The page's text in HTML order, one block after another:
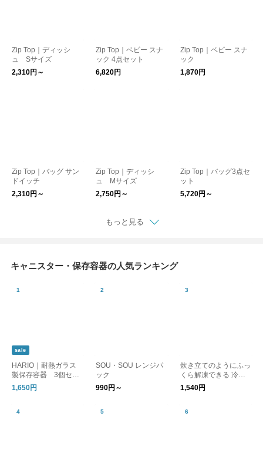
Zip Top｜ディッシ
ュ Sサイズ
2,310円～
Zip Top｜ベビー スナ
ック 4点セット
6,820円
Zip Top｜ベビー スナ
ック
1,870円
Zip Top｜バッグ サン
ドイッチ
2,310円～
Zip Top｜ディッシ
ュ Mサイズ
2,750円～
Zip Top｜バッグ3点セ
ット
5,720円～
もっと見る
キャニスター・保存容器の人気ランキング
sale
HARIO｜耐熱ガラス
製保存容器 3個セッ
ト
1,650円
SOU・SOU レンジパ
ック
990円～
炊き立てのようにふっ
くら解凍できる 冷凍
保存容器 ごはんがう
まいわん
1,540円